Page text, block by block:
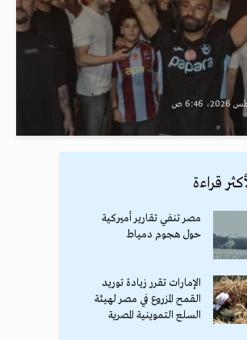
قراءة
مصر تنفي تقارير أميركية
حول هجوم دمياط
الإمارات تقرر زيادة توريد
القمح المزروع في مصر لهيئة
السلع التموينية المصرية